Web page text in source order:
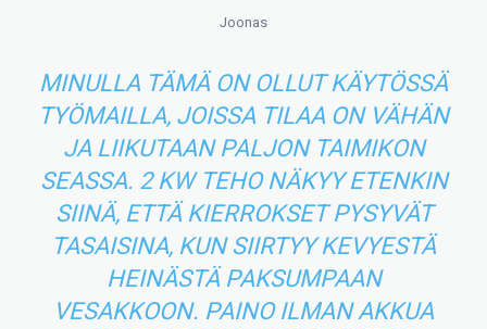
Joonas
MINULLA TÄMÄ ON OLLUT KÄYTÖSSÄ
TYÖMAILLA, JOISSA TILAA ON VÄHÄN
JA LIIKUTAAN PALJON TAIMIKON
SEASSA. 2 KW TEHO NÄKYY ETENKIN
SIINÄ, ETTÄ KIERROKSET PYSYVÄT
TASAISINA, KUN SIIRTYY KEVYESTÄ
HEINÄSTÄ PAKSUMPAAN
VESAKKOON. PAINO ILMAN AKKUA